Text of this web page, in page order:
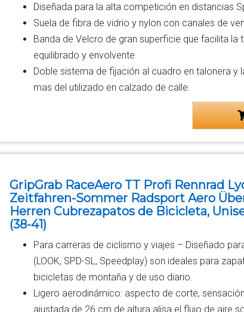
Diseñada para la alta competición en distancias
Suela de fibra de vidrio y nylon con canales de
Banda de Velcro de gran superficie que facilita la
equilibrado y envolvente
Doble sistema de fijación al cuadro en talonera y
mas del utilizado en calzado de calle.
GripGrab RaceAero TT Profi Rennrad
Zeitfahren-Sommer Radsport Aero
Herren Cubrezapatos de Bicicleta,
(38-41)
Para carreras de ciclismo y viajes – Diseñado
(LOOK, SPD-SL, Speedplay) son ideales para
bicicletas de montaña y de uso diario.
Ligero aerodinámico: aspecto de corte,
ajustada de 26 cm de altura alisa el flujo de aire